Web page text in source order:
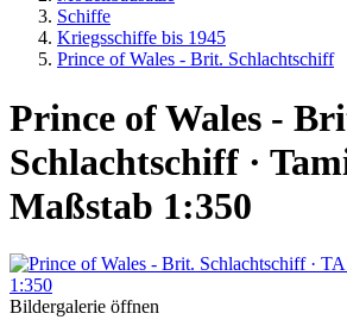
Schiffe
Kriegsschiffe bis 1945
Prince of Wales - Brit. Schlachtschiff
Prince of Wales -
Schlachtschiff ·
Maßstab 1:350
Bildergalerie öffnen